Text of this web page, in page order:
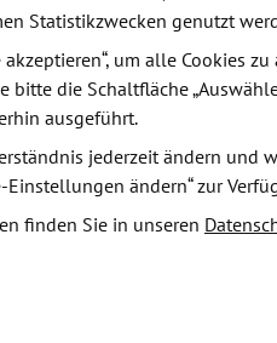
und Ansprechpartner
Aktivitäten im
(u. a. GRW-
2024 erwarten und wie
König, intap network
Statistikzwecken genutzt
um alle Cookies
bitte die Schaltfläche
ausgeführt.
jederzeit ändern und
Einstellungen ändern“ zur
finden Sie in unseren